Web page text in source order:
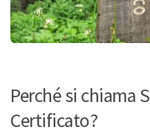
Perché si chiama
Certificato?